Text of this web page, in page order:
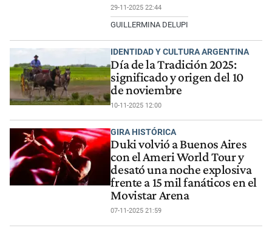
29-11-2025 22:44
GUILLERMINA DELUPI
IDENTIDAD Y CULTURA ARGENTINA
Día de la Tradición 2025:
significado y origen del 10
de noviembre
10-11-2025 12:00
GIRA HISTÓRICA
Duki volvió a Buenos Aires
con el Ameri World Tour y
desató una noche explosiva
frente a 15 mil fanáticos en el
Movistar Arena
07-11-2025 21:59